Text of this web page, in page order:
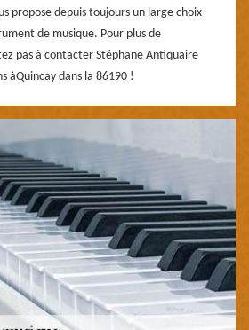
propose depuis toujours un large choix
de musique. Pour plus de
pas à contacter Stéphane Antiquaire
àQuincay dans la 86190 !